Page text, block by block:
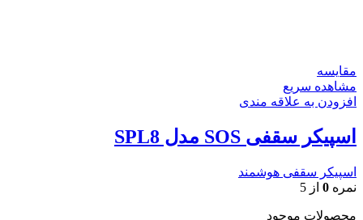
مقایسه
مشاهده سریع
افزودن به علاقه مندی
اسپیکر سقفی SOS مدل SPL8
اسپیکر سقفی هوشمند
نمره 0 از 5
محصولات موجود